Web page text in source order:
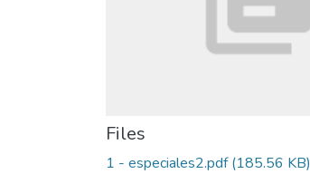
Files
1 - especiales2.pdf(185.56 KB)